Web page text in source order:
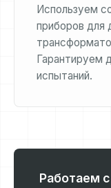
Используем
приборов для
Гарантируем
испытаний.
Работаем